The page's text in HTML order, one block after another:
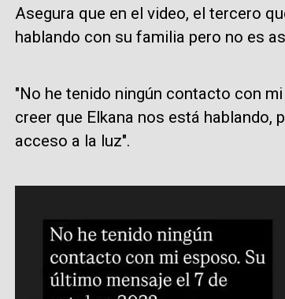
Asegura que en el video, el tercero
hablando con su familia pero no es
"No he tenido ningún contacto con
creer que Elkana nos está hablando,
acceso a la luz".